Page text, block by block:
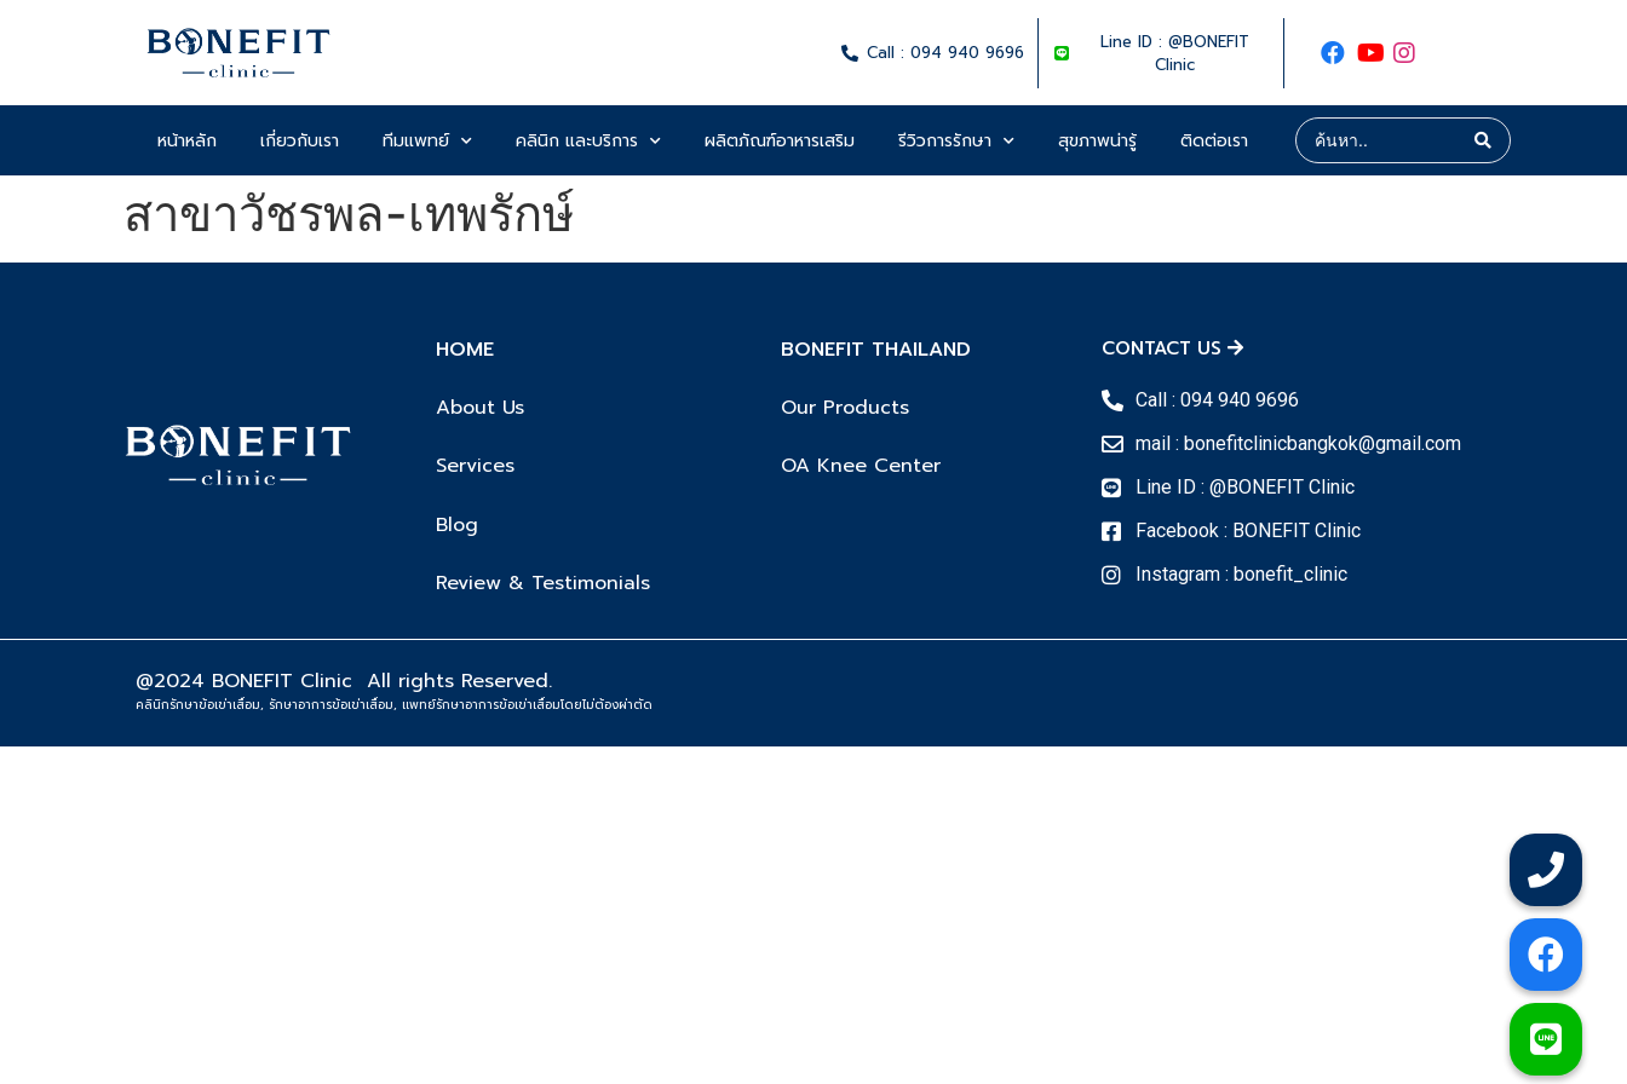
Call : 094 940 9696
Line ID : @BONEFIT
Clinic
หน้าหลัก เกี่ยวกับเรา ทีมแพทย์ คลินิก และบริการ ผลิตภัณฑ์อาหารเสริม รีวิวการรักษา สุขภาพน่ารู้ ติดต่อเรา
สาขาวัชรพล-เทพรักษ์
HOME
About Us
Services
Blog
Review & Testimonials
BONEFIT THAILAND
Our Products
OA Knee Center
CONTACT US
Call : 094 940 9696
mail : bonefitclinicbangkok@gmail.com
Line ID : @BONEFIT Clinic
Facebook : BONEFIT Clinic
Instagram : bonefit_clinic
@2024 BONEFIT Clinic All rights Reserved.
คลินิกรักษาข้อเข่าเสื่อม, รักษาอาการข้อเข่าเสื่อม, เเพทย์รักษาอาการข้อเข่าเสื่อมโดยไม่ต้องผ่าตัด